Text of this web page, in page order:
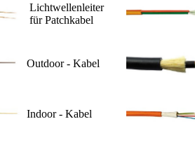
Lichtwellenleiter
für Patchkabel
Outdoor - Kabel
Indoor - Kabel